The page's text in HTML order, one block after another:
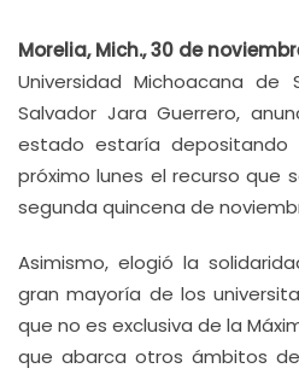
Morelia, Mich., 30 de
Universidad Michoacana de
Salvador Jara Guerrero,
estado estaría
próximo lunes el recurso que
segunda quincena de
Asimismo, elogió la
gran mayoría de los
que no es exclusiva de la
que abarca otros ámbitos